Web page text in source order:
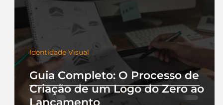
Guia Completo: O Processo de
Criação de um Logo do Zero ao
Identidade Visual